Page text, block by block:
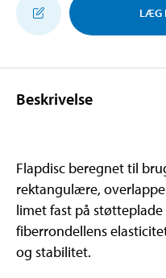
LÆG
Beskrivelse
Flapdisc beregnet til
rektangulære,
limet fast på støtteplade
fiberrondellens
og stabilitet.